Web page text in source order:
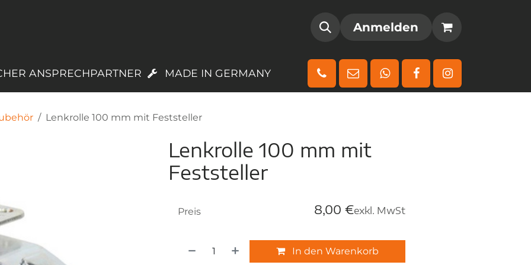
REGISTRIEREN
Anmelden
ANSPRECHPARTNER MADE IN GERMANY
Lenkrolle 100 mm mit Feststeller
Lenkrolle 100 mm mit
Feststeller
In den Warenkorb
Preis 8,00 €exkl. MwSt